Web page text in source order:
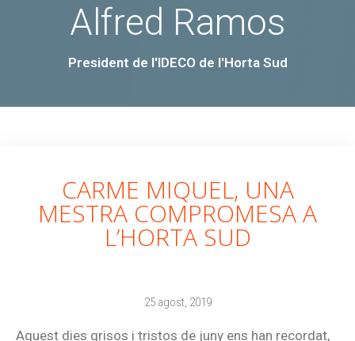
Alfred Ramos
President de l'IDECO de l'Horta Sud
CARME MIQUEL, UNA
MESTRA COMPROMESA A
L’HORTA SUD
25 agost, 2019
Aquest dies grisos i tristos de juny ens han recordat,